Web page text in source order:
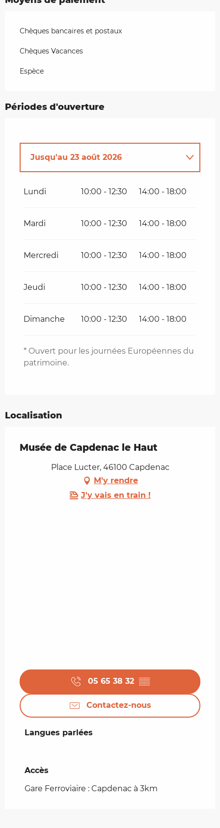
Chèques bancaires et postaux
Chèques Vacances
Espèce
Périodes d'ouverture
11 mai 2026
Jusqu'au 23 août 2026
2026
Lundi 10:00 - 12:30 14:00 - 18:00
Mardi 10:00 - 12:30 14:00 - 18:00
Mercredi 10:00 - 12:30 14:00 - 18:00
Jeudi 10:00 - 12:30 14:00 - 18:00
Dimanche 10:00 - 12:30 14:00 - 18:00
* Ouvert pour les journées Européennes du
patrimoine.
Localisation
Musée de Capdenac le Haut
Place Lucter, 46100 Capdenac
M'y rendre
J'y vais en train !
05 65 38 32 ▒▒
Contactez-nous
Langues parlées
Langues parlées
Accès
Accès
Gare Ferroviaire : Capdenac à 3km